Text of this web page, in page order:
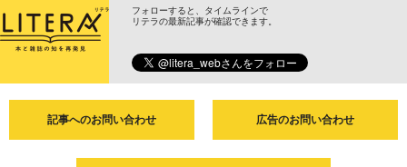
フォローすると、タイムラインで
リテラの最新記事が確認できます。
記事へのお問い合わせ 広告のお問い合わせ